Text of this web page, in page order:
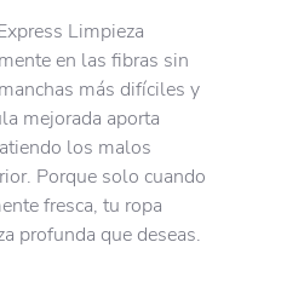
Limpieza
en las fibras sin
más difíciles y
mejorada aporta
los malos
Porque solo cuando
fresca, tu ropa
profunda que deseas.